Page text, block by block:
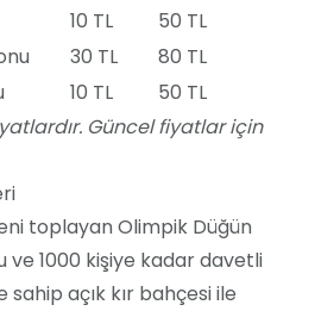
10 TL
50 TL
30 TL
80 TL
10 TL
50 TL
Güncel fiyatlar için
toplayan Olimpik Düğün
ve 1000 kişiye kadar davetli
açık kır bahçesi ile